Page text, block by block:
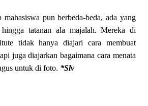
mahasiswa pun berbeda-beda, ada yang
tatanan ala majalah. Mereka di
tidak hanya diajari cara membuat
juga diajarkan bagaimana cara menata
untuk di foto. *Slv